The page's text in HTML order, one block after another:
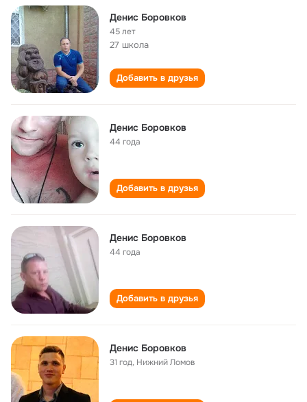
Денис Боровков
45 лет
27 школа
Добавить в друзья
Денис Боровков
44 года
Добавить в друзья
Денис Боровков
44 года
Добавить в друзья
Денис Боровков
31 год, Нижний Ломов